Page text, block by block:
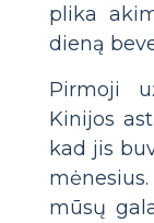
plika
dieną
Pirmoji
Kinijos
kad jis
mūsų